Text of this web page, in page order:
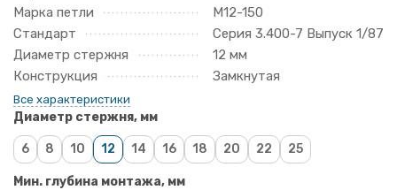
Марка петли
М12-150
Стандарт
Серия 3.400-7 Выпуск 1/87
Диаметр стержня
12 мм
Конструкция
Замкнутая
Все характеристики
Диаметр стержня, мм
6 8 10 12 14 16 18 20 22 25
Мин. глубина монтажа, мм